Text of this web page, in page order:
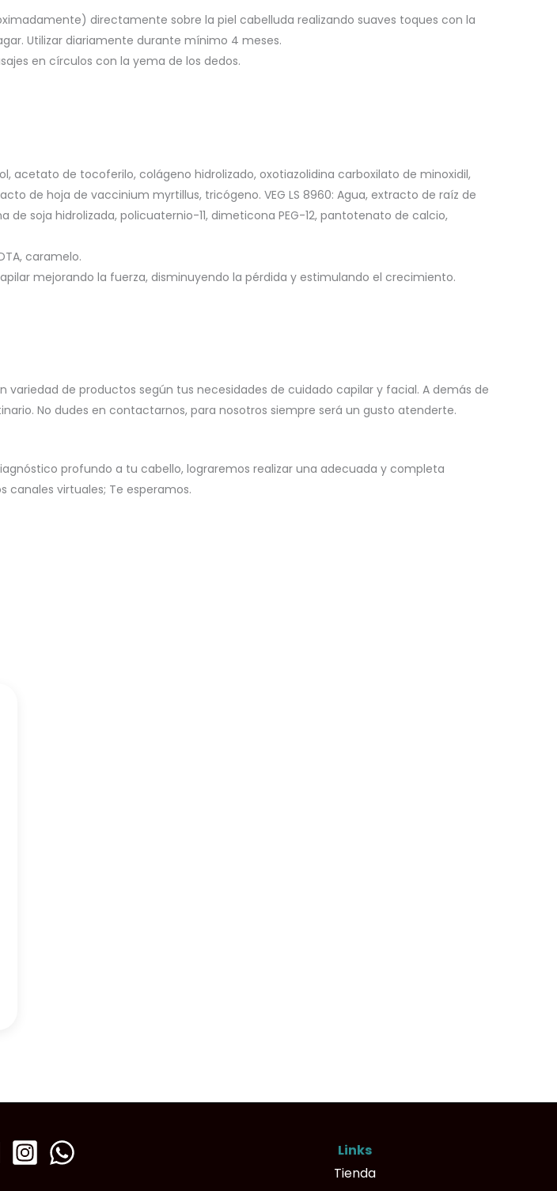
directamente sobre la piel cabelluda realizando suaves toques con la
Utilizar diariamente durante mínimo 4 meses.
en círculos con la yema de los dedos.
acetato de tocoferilo, colágeno hidrolizado, oxotiazolidina carboxilato de minoxidil,
de hoja de vaccinium myrtillus, tricógeno. VEG LS 8960: Agua, extracto de raíz de
soja hidrolizada, policuaternio-11, dimeticona PEG-12, pantotenato de calcio,
caramelo.
mejorando la fuerza, disminuyendo la pérdida y estimulando el crecimiento.
de productos según tus necesidades de cuidado capilar y facial. A demás de
No dudes en contactarnos, para nosotros siempre será un gusto atenderte.
profundo a tu cabello, lograremos realizar una adecuada y completa
virtuales; Te esperamos.
Links
Tienda